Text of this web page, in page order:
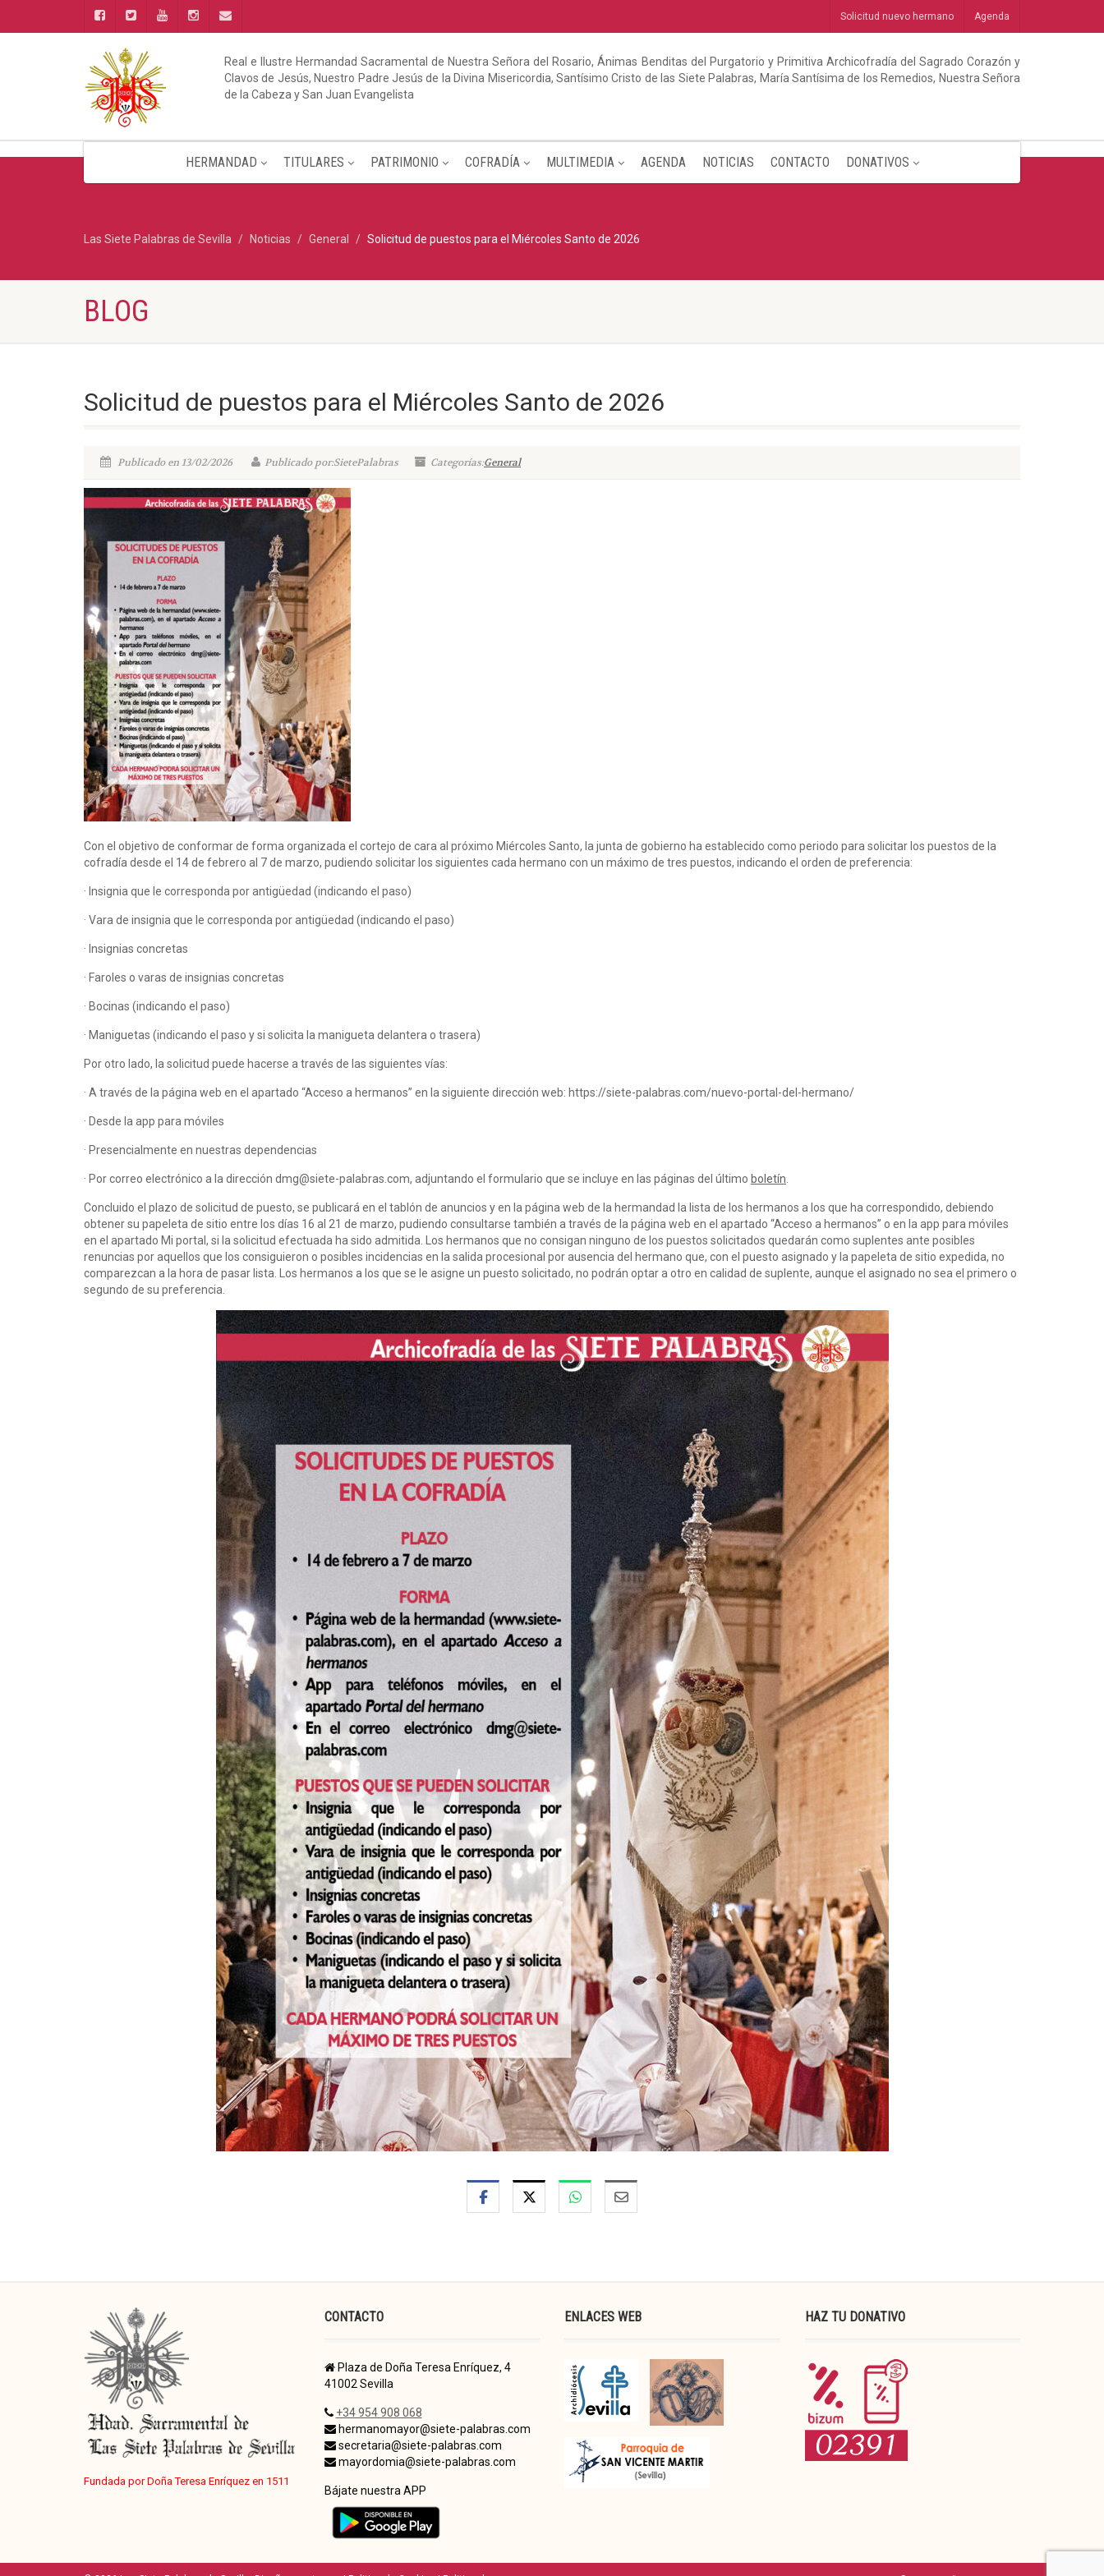
Solicitud nuevo hermano Agenda
Real e Ilustre Hermandad Sacramental de Nuestra Señora del Rosario, Ánimas Benditas del Purgatorio y Primitiva Archicofradía del Sagrado Corazón y
Clavos de Jesús, Nuestro Padre Jesús de la Divina Misericordia, Santísimo Cristo de las Siete Palabras, María Santísima de los Remedios, Nuestra Señora
de la Cabeza y San Juan Evangelista
HERMANDAD TITULARES PATRIMONIO COFRADÍA MULTIMEDIA AGENDA NOTICIAS CONTACTO DONATIVOS
Las Siete Palabras de Sevilla Noticias General Solicitud de puestos para el Miércoles Santo de 2026
BLOG
Solicitud de puestos para el Miércoles Santo de 2026
Publicado en 13/02/2026 Publicado por:SietePalabras Categorías:General
Con el objetivo de conformar de forma organizada el cortejo de cara al próximo Miércoles Santo, la junta de gobierno ha establecido como periodo para solicitar los puestos de la
cofradía desde el 14 de febrero al 7 de marzo, pudiendo solicitar los siguientes cada hermano con un máximo de tres puestos, indicando el orden de preferencia:
· Insignia que le corresponda por antigüedad (indicando el paso)
· Vara de insignia que le corresponda por antigüedad (indicando el paso)
· Insignias concretas
· Faroles o varas de insignias concretas
· Bocinas (indicando el paso)
· Maniguetas (indicando el paso y si solicita la manigueta delantera o trasera)
Por otro lado, la solicitud puede hacerse a través de las siguientes vías:
· A través de la página web en el apartado “Acceso a hermanos” en la siguiente dirección web: https://siete-palabras.com/nuevo-portal-del-hermano/
· Desde la app para móviles
· Presencialmente en nuestras dependencias
· Por correo electrónico a la dirección dmg@siete-palabras.com, adjuntando el formulario que se incluye en las páginas del último boletín
Concluido el plazo de solicitud de puesto, se publicará en el tablón de anuncios y en la página web de la hermandad la lista de los hermanos a los que ha correspondido, debiendo
obtener su papeleta de sitio entre los días 16 al 21 de marzo, pudiendo consultarse también a través de la página web en el apartado “Acceso a hermanos” o en la app para móviles
en el apartado Mi portal, si la solicitud efectuada ha sido admitida. Los hermanos que no consigan ninguno de los puestos solicitados quedarán como suplentes ante posibles
renuncias por aquellos que los consiguieron o posibles incidencias en la salida procesional por ausencia del hermano que, con el puesto asignado y la papeleta de sitio expedida, no
comparezcan a la hora de pasar lista. Los hermanos a los que se le asigne un puesto solicitado, no podrán optar a otro en calidad de suplente, aunque el asignado no sea el primero o
segundo de su preferencia.
Fundada por Doña Teresa Enríquez en 1511
CONTACTO
Plaza de Doña Teresa Enríquez, 4
41002 Sevilla
+34 954 908 068
hermanomayor@siete-palabras.com
secretaria@siete-palabras.com
mayordomia@siete-palabras.com
Bájate nuestra APP
ENLACES WEB HAZ TU DONATIVO